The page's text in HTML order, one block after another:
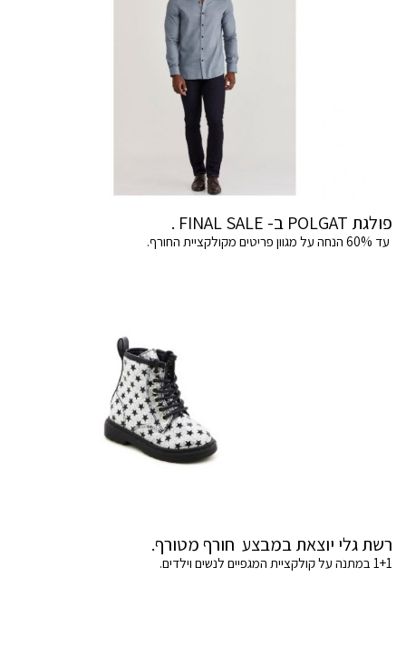
פולגת POLGAT ב- FINAL SALE .
עד 60% הנחה על מגוון פריטים מקולקציית החורף.
רשת גלי יוצאת במבצע חורף מטורף.
1+1 במתנה על קולקציית המגפיים לנשים וילדים.